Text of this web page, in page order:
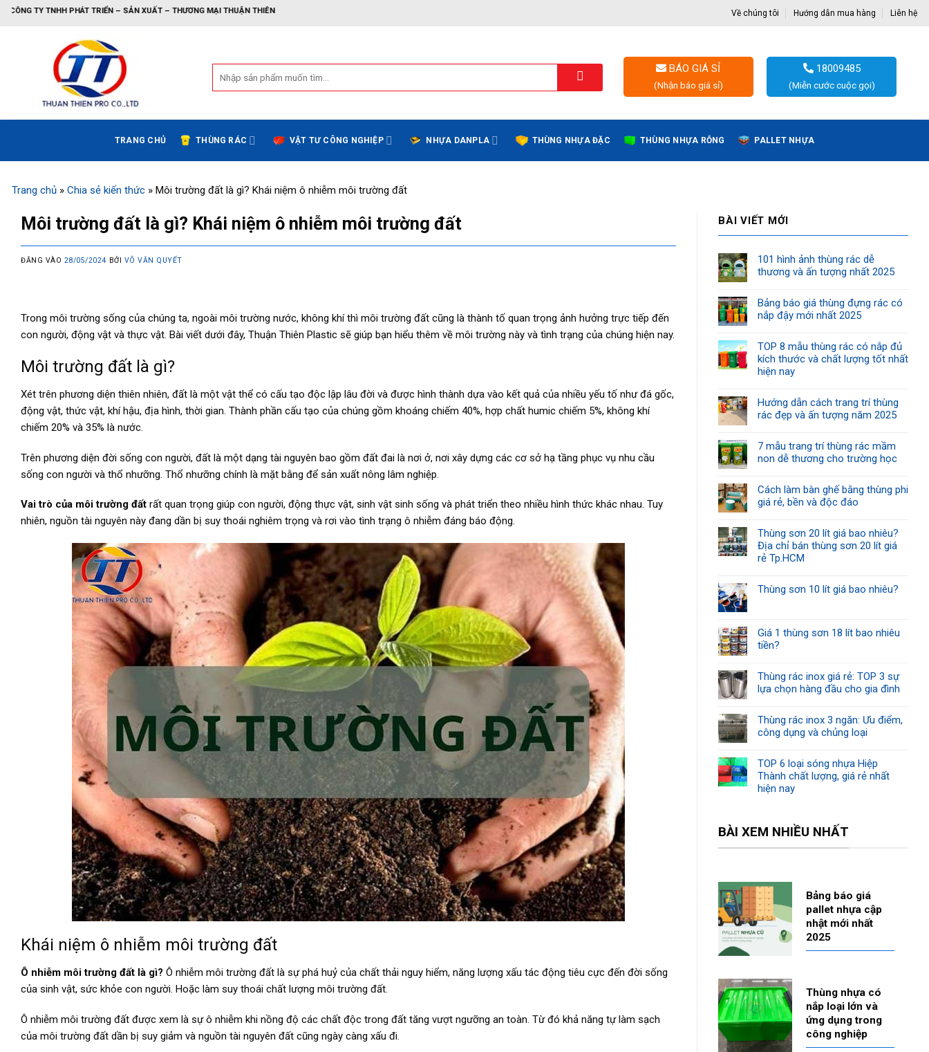
TRIỂN – SẢN XUẤT – THƯƠNG MẠI THUẬN THIÊN Về chúng tôi Hướng dẫn mua hàng Liên hệ
kiếm:
BÁO GIÁ SỈ
(Nhận báo giá sỉ)
18009485
(Miễn cước cuộc gọi)
TRANG CHỦ THÙNG RÁC VẬT TƯ CÔNG NGHIỆP NHỰA DANPLA THÙNG NHỰA ĐẶC THÙNG NHỰA RỖNG PALLET NHỰA
Trang chủ » Chia sẻ kiến thức » Môi trường đất là gì? Khái niệm ô nhiễm môi trường đất
Môi trường đất là gì? Khái niệm ô nhiễm môi trường đất
ĐĂNG VÀO 28/05/2024 BỞI VÕ VĂN QUYẾT
Trong môi trường sống của chúng ta, ngoài môi trường nước, không khí thì môi trường đất cũng là thành tố quan trọng ảnh hưởng trực tiếp đến
con người, động vật và thực vật. Bài viết dưới đây, Thuận Thiên Plastic sẽ giúp bạn hiểu thêm về môi trường này và tình trạng của chúng hiện nay.
Môi trường đất là gì?
Xét trên phương diện thiên nhiên, đất là một vật thể có cấu tạo độc lập lâu đời và được hình thành dựa vào kết quả của nhiều yếu tố như đá gốc,
động vật, thức vật, khí hậu, địa hình, thời gian. Thành phần cấu tạo của chúng gồm khoáng chiếm 40%, hợp chất humic chiếm 5%, không khí
chiếm 20% và 35% là nước.
Trên phương diện đời sống con người, đất là một dạng tài nguyên bao gồm đất đai là nơi ở, nơi xây dựng các cơ sở hạ tầng phục vụ nhu cầu
sống con người và thổ nhưỡng. Thổ nhưỡng chính là mặt bằng để sản xuất nông lâm nghiệp.
Vai trò của môi trường đất rất quan trọng giúp con người, động thực vật, sinh vật sinh sống và phát triển theo nhiều hình thức khác nhau. Tuy
nhiên, nguồn tài nguyên này đang dần bị suy thoái nghiêm trọng và rơi vào tình trạng ô nhiễm đáng báo động.
Khái niệm ô nhiễm môi trường đất
Ô nhiễm môi trường đất là gì? Ô nhiễm môi trường đất là sự phá huỷ của chất thải nguy hiểm, năng lượng xấu tác động tiêu cực đến đời sống
của sinh vật, sức khỏe con người. Hoặc làm suy thoái chất lượng môi trường đất.
Ô nhiễm môi trường đất được xem là sự ô nhiễm khi nồng độ các chất độc trong đất tăng vượt ngưỡng an toàn. Từ đó khả năng tự làm sạch
của môi trường đất dần bị suy giảm và nguồn tài nguyên đất cũng ngày càng xấu đi.
BÀI VIẾT MỚI
101 hình ảnh thùng rác dễ
thương và ấn tượng nhất 2025
Bảng báo giá thùng đựng rác có
nắp đậy mới nhất 2025
TOP 8 mẫu thùng rác có nắp đủ
kích thước và chất lượng tốt nhất
hiện nay
Hướng dẫn cách trang trí thùng
rác đẹp và ấn tượng năm 2025
7 mẫu trang trí thùng rác mầm
non dễ thương cho trường học
Cách làm bàn ghế bằng thùng phi
giá rẻ, bền và độc đáo
Thùng sơn 20 lít giá bao nhiêu?
Địa chỉ bán thùng sơn 20 lít giá
rẻ Tp.HCM
Thùng sơn 10 lít giá bao nhiêu?
Giá 1 thùng sơn 18 lít bao nhiêu
tiền?
Thùng rác inox giá rẻ: TOP 3 sự
lựa chọn hàng đầu cho gia đình
Thùng rác inox 3 ngăn: Ưu điểm,
công dụng và chủng loại
TOP 6 loại sóng nhựa Hiệp
Thành chất lượng, giá rẻ nhất
hiện nay
BÀI XEM NHIỀU NHẤT
Bảng báo giá
pallet nhựa cập
nhật mới nhất
2025
Thùng nhựa có
nắp loại lớn và
ứng dụng trong
công nghiệp